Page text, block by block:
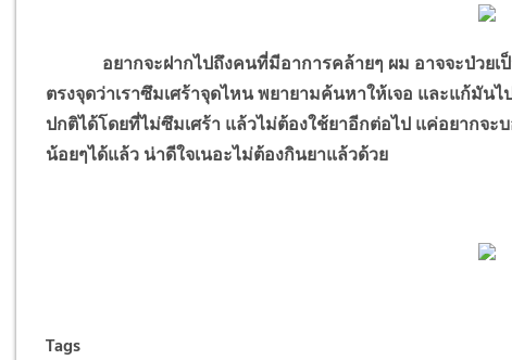
อยากจะฝากไปถึงคนที่มีอาการคล้ายๆ ผม อาจจะป่วยเป็น
ตรงจุดว่าเราซึมเศร้าจุดไหน พยายามค้นหาให้เจอ และแก้มั
ปกติได้โดยที่ไม่ซึมเศร้า แล้วไม่ต้องใช้ยาอีกต่อไป แค่อยากจ
น้อยๆได้แล้ว น่าดีใจเนอะไม่ต้องกินยาแล้วด้วย
Tags